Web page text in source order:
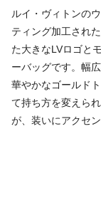
ルイ・ヴィトンの
ティング加工され
た大きなLVロゴと
ーバッグです。幅
華やかなゴールド
て持ち方を変えら
が、装いにアクセ